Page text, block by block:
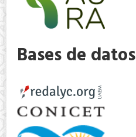
Bases de datos